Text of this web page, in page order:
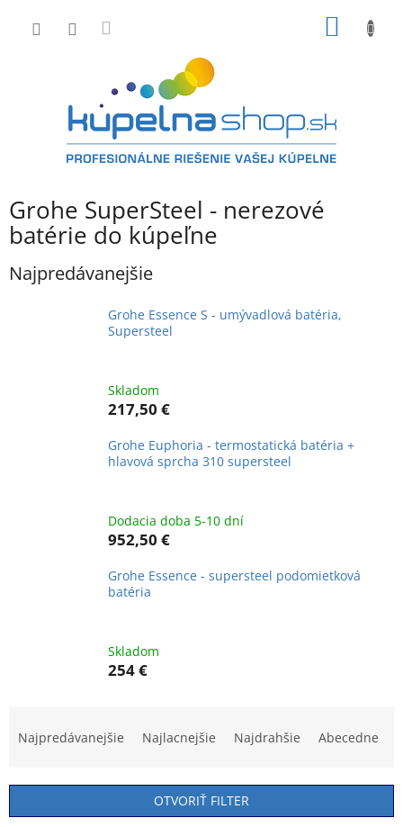
Grohe SuperSteel - nerezové
batérie do kúpeľne
Najpredávanejšie
Grohe Essence S - umývadlová batéria,
Supersteel
Skladom
217,50 €
Grohe Euphoria - termostatická batéria +
hlavová sprcha 310 supersteel
Dodacia doba 5-10 dní
952,50 €
Grohe Essence - supersteel podomietková
batéria
Skladom
254 €
n
i
Najpredávanejšie Najlacnejšie Najdrahšie Abecedne
OTVORIŤ FILTER